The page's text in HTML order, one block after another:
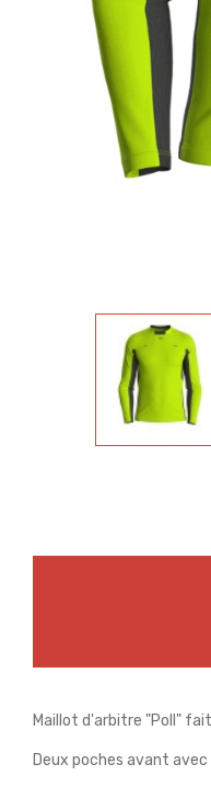
Maillot d'arbitre "Poll"
Deux poches avant avec